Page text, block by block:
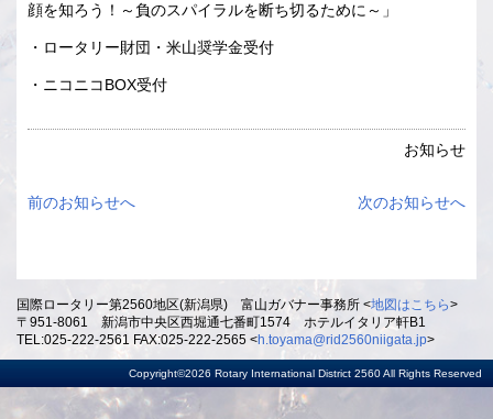
顔を知ろう！～負のスパイラルを断ち切るために～」
・ロータリー財団・米山奨学金受付
・ニコニコBOX受付
お知らせ
前のお知らせへ 次のお知らせへ
国際ロータリー第2560地区(新潟県) 富山ガバナー事務所 <地図はこちら>
〒951-8061 新潟市中央区西堀通七番町1574 ホテルイタリア軒B1
TEL:025-222-2561 FAX:025-222-2565 <h.toyama@rid2560niigata.jp>
Copyright©2026 Rotary International District 2560 All Rights Reserved